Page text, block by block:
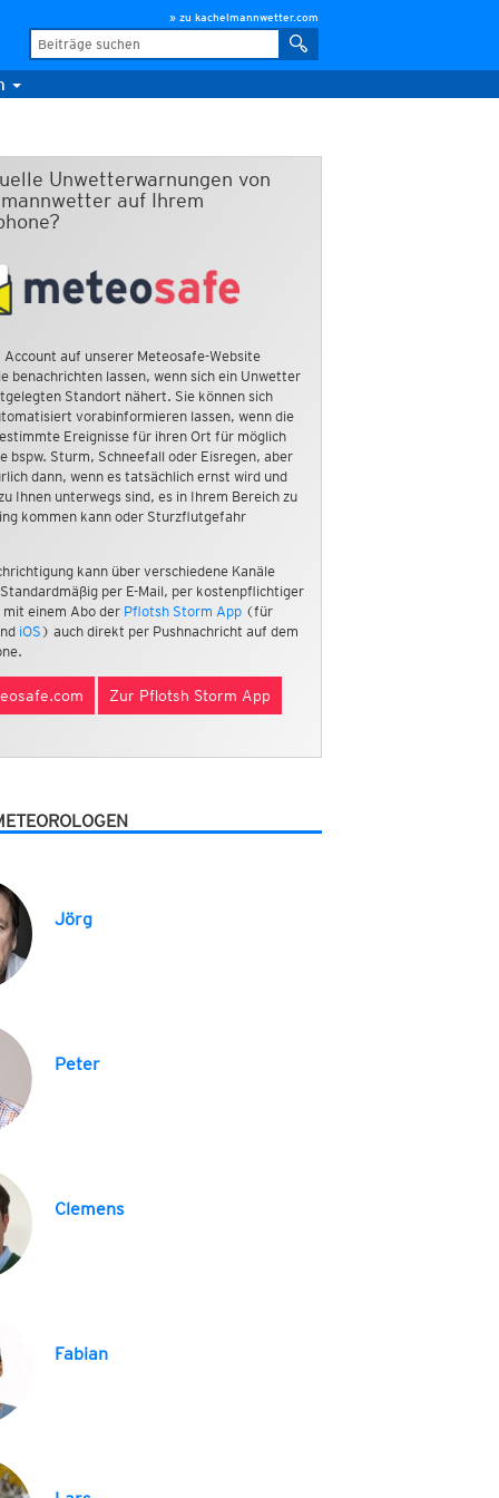
» zu kachelmannwetter.com
Unwetterwarnungen von
auf Ihrem
Account auf unserer Meteosafe-Website
benachrichten lassen, wenn sich ein Unwetter
Standort nähert. Sie können sich
vorabinformieren lassen, wenn die
Ereignisse für ihren Ort für möglich
bspw. Sturm, Schneefall oder Eisregen, aber
dann, wenn es tatsächlich ernst wird und
Ihnen unterwegs sind, es in Ihrem Bereich zu
kommen kann oder Sturzflutgefahr
kann über verschiedene Kanäle
per E-Mail, per kostenpflichtiger
mit einem Abo der Pflotsh Storm App(für
iOS ) auch direkt per Pushnachricht auf dem
Zur Pflotsh Storm App
Jörg
Peter
Clemens
Fabian